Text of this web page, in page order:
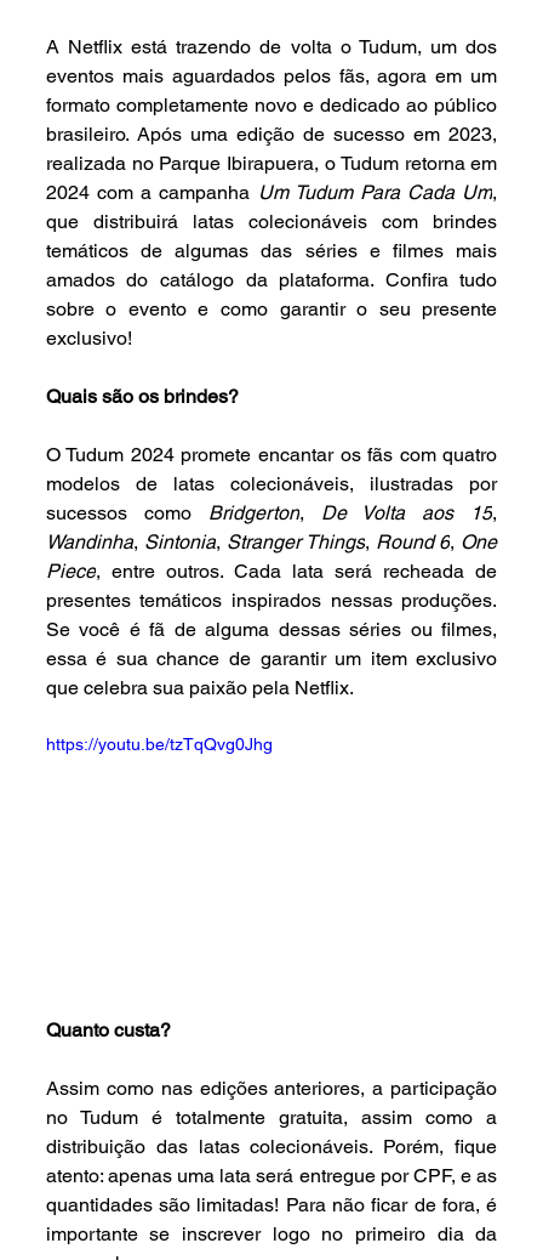
A Netflix está trazendo de volta o Tudum, um dos
eventos mais aguardados pelos fãs, agora em um
formato completamente novo e dedicado ao público
brasileiro. Após uma edição de sucesso em 2023,
realizada no Parque Ibirapuera, o Tudum retorna em
2024 com a campanha Um Tudum Para Cada Um,
que distribuirá latas colecionáveis com brindes
temáticos de algumas das séries e filmes mais
amados do catálogo da plataforma. Confira tudo
sobre o evento e como garantir o seu presente
exclusivo!
Quais são os brindes?
O Tudum 2024 promete encantar os fãs com quatro
modelos de latas colecionáveis, ilustradas por
sucessos como Bridgerton, De Volta aos 15
Wandinha, Sintonia, Stranger Things, Round 6, One
Piece, entre outros. Cada lata será recheada de
presentes temáticos inspirados nessas produções.
Se você é fã de alguma dessas séries ou filmes,
essa é sua chance de garantir um item exclusivo
que celebra sua paixão pela Netflix.
https://youtu.be/tzTqQvg0Jhg
Quanto custa?
Assim como nas edições anteriores, a participação
no Tudum é totalmente gratuita, assim como a
distribuição das latas colecionáveis. Porém, fique
atento: apenas uma lata será entregue por CPF, e as
quantidades são limitadas! Para não ficar de fora, é
importante se inscrever logo no primeiro dia da